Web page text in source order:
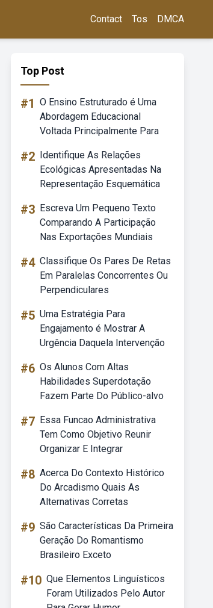
Contact Tos DMCA
Top Post
#1 O Ensino Estruturado é Uma
Abordagem Educacional
Voltada Principalmente Para
#2 Identifique As Relações
Ecológicas Apresentadas Na
Representação Esquemática
#3 Escreva Um Pequeno Texto
Comparando A Participação
Nas Exportações Mundiais
#4 Classifique Os Pares De Retas
Em Paralelas Concorrentes Ou
Perpendiculares
#5 Uma Estratégia Para
Engajamento é Mostrar A
Urgência Daquela Intervenção
#6 Os Alunos Com Altas
Habilidades Superdotação
Fazem Parte Do Público-alvo
#7 Essa Funcao Administrativa
Tem Como Objetivo Reunir
Organizar E Integrar
#8 Acerca Do Contexto Histórico
Do Arcadismo Quais As
Alternativas Corretas
#9 São Características Da Primeira
Geração Do Romantismo
Brasileiro Exceto
#10 Que Elementos Linguísticos
Foram Utilizados Pelo Autor